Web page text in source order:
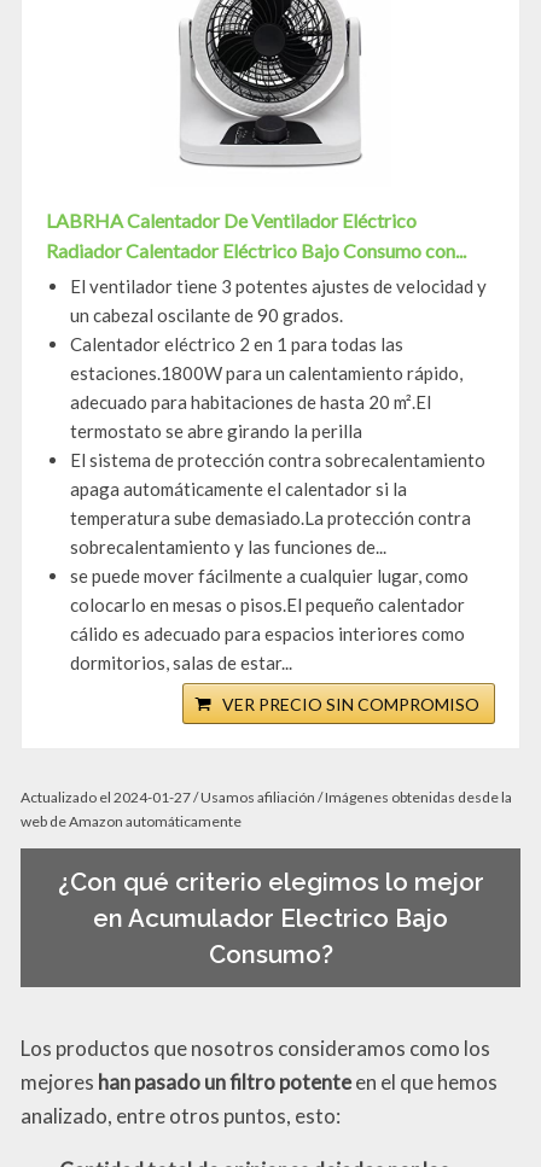
LABRHA Calentador De Ventilador Eléctrico
Radiador Calentador Eléctrico Bajo Consumo con...
El ventilador tiene 3 potentes ajustes de velocidad y
un cabezal oscilante de 90 grados.
Calentador eléctrico 2 en 1 para todas las
estaciones.1800W para un calentamiento rápido,
adecuado para habitaciones de hasta 20 m².El
termostato se abre girando la perilla
El sistema de protección contra sobrecalentamiento
apaga automáticamente el calentador si la
temperatura sube demasiado.La protección contra
sobrecalentamiento y las funciones de...
se puede mover fácilmente a cualquier lugar, como
colocarlo en mesas o pisos.El pequeño calentador
cálido es adecuado para espacios interiores como
dormitorios, salas de estar...
VER PRECIO SIN COMPROMISO
Actualizado el 2024-01-27 / Usamos afiliación / Imágenes obtenidas desde la
web de Amazon automáticamente
¿Con qué criterio elegimos lo mejor
en Acumulador Electrico Bajo
Consumo?
Los productos que nosotros consideramos como los
mejores han pasado un filtro potenteen el que hemos
analizado, entre otros puntos, esto: